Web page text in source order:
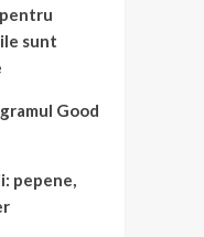
sunt
Good
pepene,